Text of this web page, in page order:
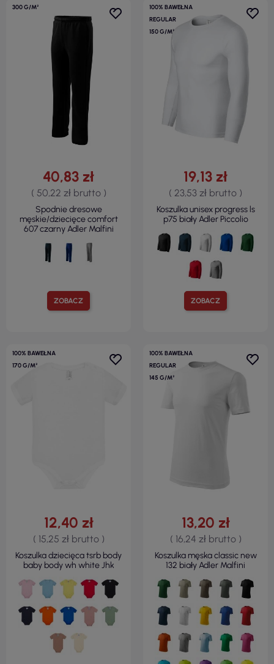
300 G/M²
ZOBACZ
40,83 zł
( 50,22 zł brutto )
Spodnie dresowe
męskie/dziecięce comfort
607 czarny Adler Malfini
100% BAWEŁNA
REGULAR
150 G/M²
ZOBACZ
19,13 zł
( 23,53 zł brutto )
Koszulka unisex progress ls
p75 biały Adler Piccolio
100% BAWEŁNA
170 G/M²
12,40 zł
( 15,25 zł brutto )
Koszulka dziecięca tsrb body
baby body wh white Jhk
100% BAWEŁNA
REGULAR
145 G/M²
13,20 zł
( 16,24 zł brutto )
Koszulka męska classic new
132 biały Adler Malfini